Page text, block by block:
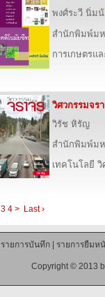
พงศ์ระวี นิ่ม
สำนักพิมพ์มห
การเกษตรแ
วิศวกรรมจร
วิรัช หิรัญ
สำนักพิมพ์มห
เทคโนโลยี
3 4 > Last ›
รายการบันทึก| รายการยืมห
Copyright © 2013